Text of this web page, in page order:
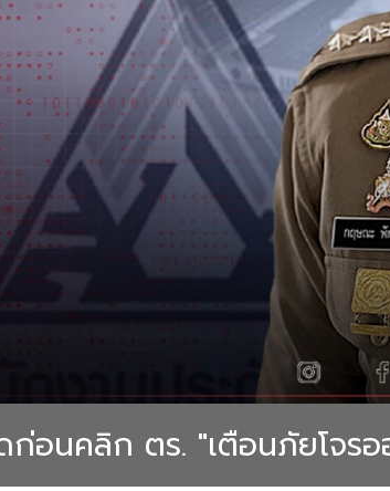
ก่อนคลิก ตร. "เตือนภัยโจร